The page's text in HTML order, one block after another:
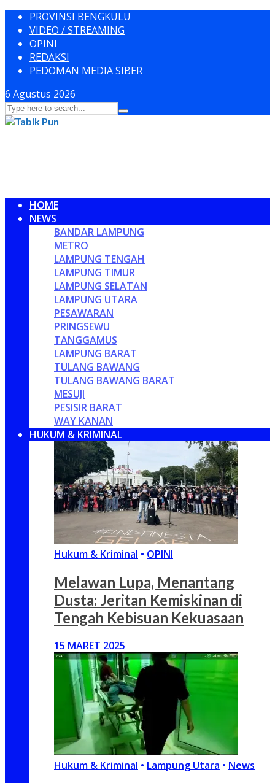
PROVINSI BENGKULU
VIDEO / STREAMING
OPINI
REDAKSI
PEDOMAN MEDIA SIBER
6 Agustus 2026
HOME
NEWS
BANDAR LAMPUNG
METRO
LAMPUNG TENGAH
LAMPUNG TIMUR
LAMPUNG SELATAN
LAMPUNG UTARA
PESAWARAN
PRINGSEWU
TANGGAMUS
LAMPUNG BARAT
TULANG BAWANG
TULANG BAWANG BARAT
MESUJI
PESISIR BARAT
WAY KANAN
HUKUM & KRIMINAL
Hukum & Kriminal • OPINI
Melawan Lupa, Menantang
Dusta: Jeritan Kemiskinan di
Tengah Kebisuan Kekuasaan
15 MARET 2025
Hukum & Kriminal • Lampung Utara • News